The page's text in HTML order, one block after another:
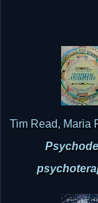
Tim Read, Maria